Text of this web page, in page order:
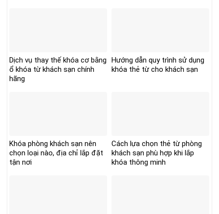
Dịch vụ thay thế khóa cơ bằng
ổ khóa từ khách sạn chính
hãng
Hướng dẫn quy trình sử dụng
khóa thẻ từ cho khách sạn
Khóa phòng khách sạn nên
chọn loại nào, địa chỉ lắp đặt
tận nơi
Cách lựa chọn thẻ từ phòng
khách sạn phù hợp khi lắp
khóa thông minh